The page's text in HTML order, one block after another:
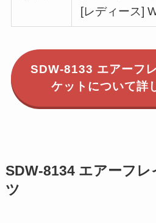
[レディース]
SDW-8133 エアーフ
ケットについて詳
SDW-8134 エアーフ
ツ